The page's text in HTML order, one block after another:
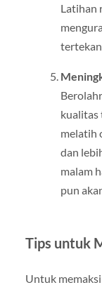
Latihan
tertekan
kualitas
melatih
dan
malam
pun
Tips untuk
Untuk